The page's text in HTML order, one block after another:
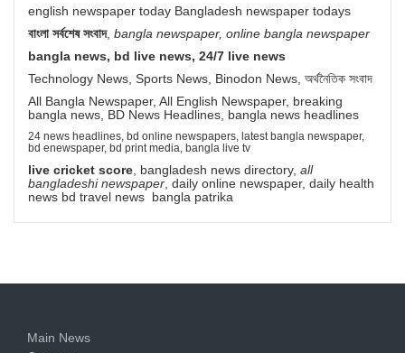
english newspaper today Bangladesh newspaper todays
বাংলা সর্বশেষ সংবাদ, bangla newspaper, online bangla newspaper
bangla news, bd live news, 24/7 live news
Technology News, Sports News, Binodon News, অর্থনৈতিক সংবাদ
All Bangla Newspaper, All English Newspaper, breaking
bangla news, BD News Headlines, bangla news headlines
24 news headlines, bd online newspapers, latest bangla newspaper,
bd enewspaper, bd print media, bangla live tv
live cricket score, bangladesh news directory, all
bangladeshi newspaper, daily online newspaper, daily health
news bd travel news bangla patrika
Main News